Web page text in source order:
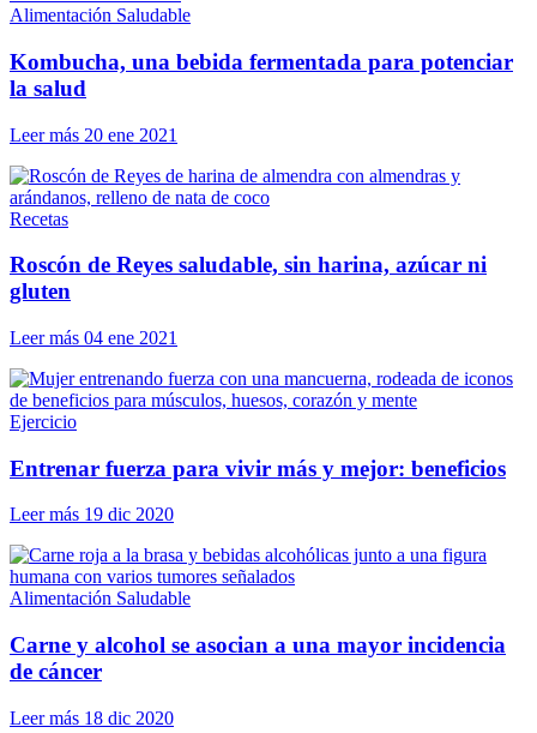
Alimentación Saludable
Kombucha, una bebida fermentada para potenciar
la salud
Leer más 20 ene 2021
Recetas
Roscón de Reyes saludable, sin harina, azúcar ni
gluten
Leer más 04 ene 2021
Ejercicio
Entrenar fuerza para vivir más y mejor: beneficios
Leer más 19 dic 2020
Alimentación Saludable
Carne y alcohol se asocian a una mayor incidencia
de cáncer
Leer más 18 dic 2020